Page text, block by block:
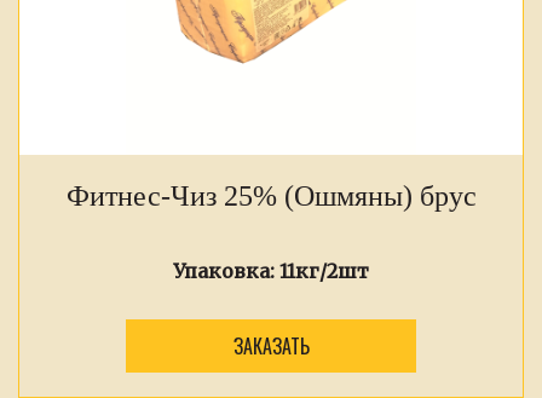
Фитнес-Чиз 25% (Ошмяны) брус
Упаковка: 11кг/2шт
ЗАКАЗАТЬ